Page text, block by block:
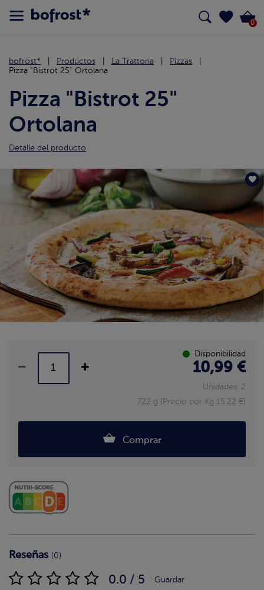
0
bofrost* Productos La Trattoria
Pizzas
Pizza "Bistrot 25" Ortolana
Pizza "Bistrot 25"
Ortolana
Detalle del producto
Disponibilidad
10,99 €
Unidades: 2
722 g (Precio por Kg 15.22 €)
Comprar
Reseñas (0)
0.0 / 5 Guardar